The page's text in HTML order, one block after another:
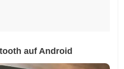
auf Android